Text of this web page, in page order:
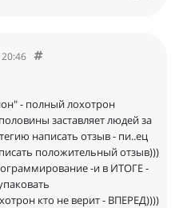
- полный лохотрон
заставляет людей за
написать отзыв - пи..ец
положительный отзыв)))
-и в ИТОГЕ -
кто не верит - ВПЕРЕД))))